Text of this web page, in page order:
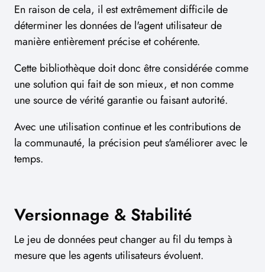
En raison de cela, il est extrêmement difficile de
déterminer les données de l'agent utilisateur de
manière entièrement précise et cohérente.
Cette bibliothèque doit donc être considérée comme
une solution qui fait de son mieux, et non comme
une source de vérité garantie ou faisant autorité.
Avec une utilisation continue et les contributions de
la communauté, la précision peut s'améliorer avec le
temps.
Versionnage & Stabilité
Le jeu de données peut changer au fil du temps à
mesure que les agents utilisateurs évoluent.